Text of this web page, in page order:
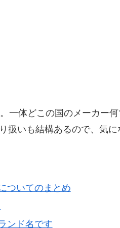
一体どこの国のメーカー
いも結構あるので、気に
ついてのまとめ
ンド名です